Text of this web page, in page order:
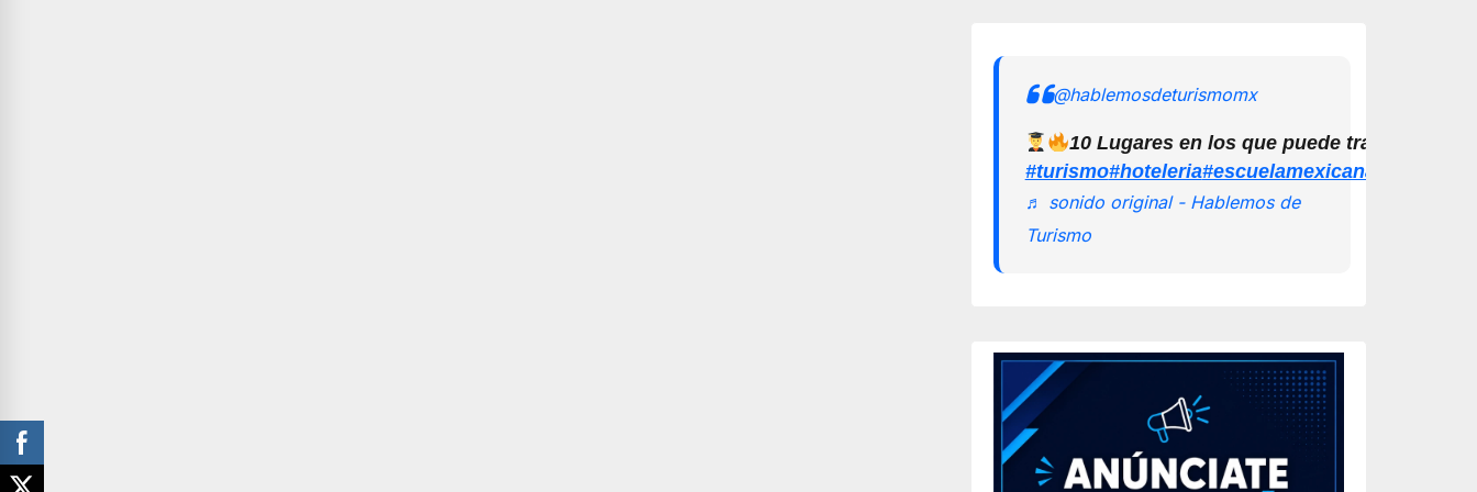
@hablemosdeturismomx
10 Lugares en los que puede trabajar un
#turismo#hoteleria#escuelamexicanadeturismo
♬ sonido original - Hablemos de
Turismo